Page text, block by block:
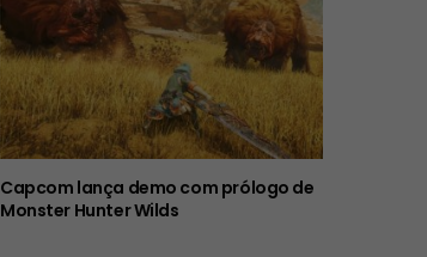
Capcom lança demo com prólogo de
Monster Hunter Wilds